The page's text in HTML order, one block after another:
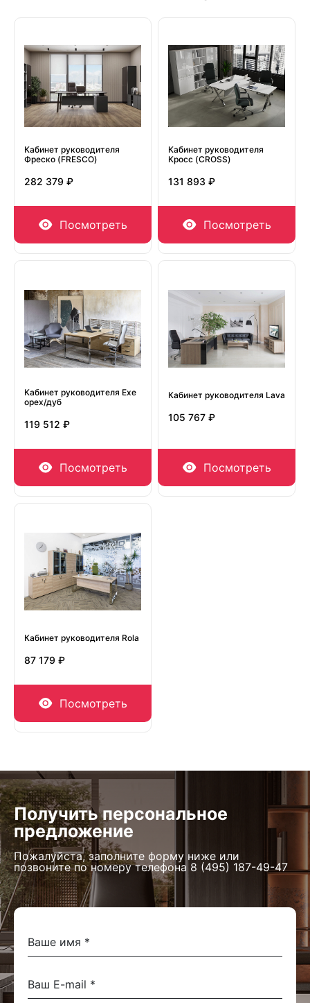
Кабинет руководителя
Фреско (FRESCO)
282 379 ₽
Посмотреть
Кабинет руководителя
Кросс (CROSS)
131 893 ₽
Посмотреть
Кабинет руководителя Exe
орех/дуб
119 512 ₽
Посмотреть
Кабинет руководителя Lava
105 767 ₽
Посмотреть
Кабинет руководителя Rola
87 179 ₽
Посмотреть
Получить персональное
предложение
Пожалуйста, заполните форму ниже или
позвоните по номеру телефона 8 (495) 187-49-47